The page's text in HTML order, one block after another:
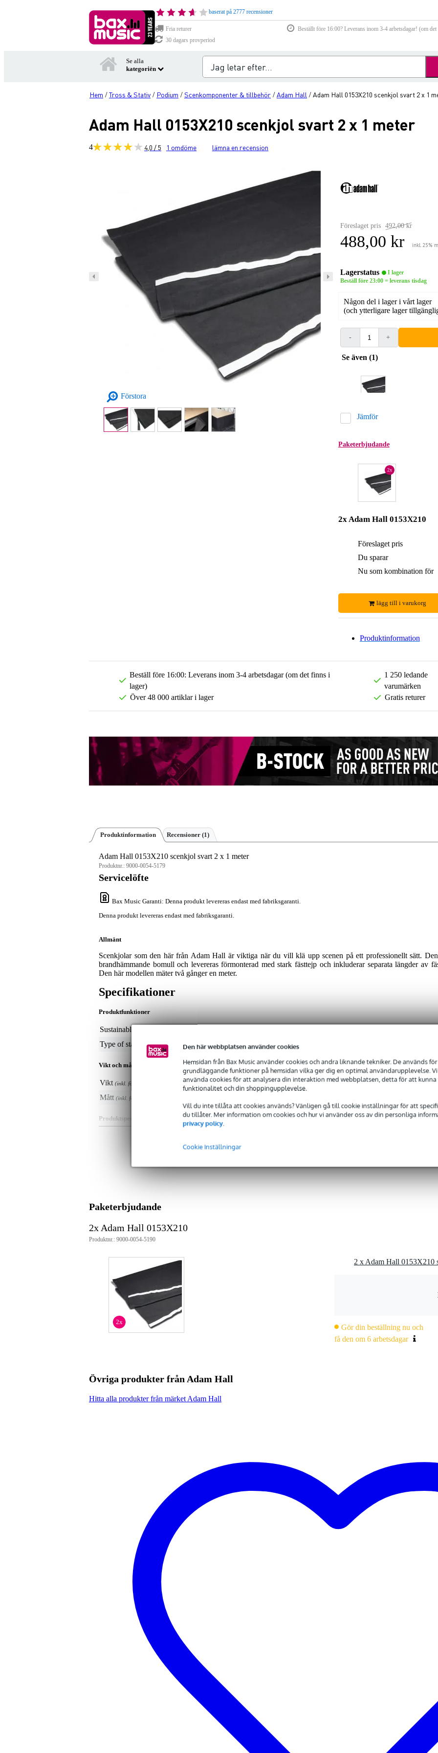
Den här webbplatsen använder cookies
Hemsidan från Bax Music använder cookies och andra liknande tekniker. De används
grundläggande funktioner på hemsidan vilka ger dig en optimal användarupplevelse.
använda cookies för att analysera din interaktion med webbplatsen, detta för att
funktionalitet och din shoppingupplevelse.
Vill du inte tillåta att cookies används? Vänligen gå till cookie inställningar för att
du tillåter. Mer information om cookies och hur vi använder oss av din personliga
privacy policy.
Cookie Inställningar
baserat på 2777 recensioner
Fria returer
Beställt före 16:00? Leverans inom 3-4 arbetsdagar! (om
30 dagars provperiod
Se alla
kategoriën
Hem /Tross & Stativ / Podium /Scenkomponenter & tillbehör /Adam Hall /Adam Hall 0153X210 scenkjol svart 2 x 1
Adam Hall 0153X210 scenkjol svart 2 x 1 meter
4 4,0 / 5 1 omdöme lämna en recension
Förstora
Föreslaget pris 492,00 kr
488,00 kr inkl. 25%
Lagerstatus
I lager
Beställ före 23:00 = leverans tisdag
Någon del i lager i vårt lager
(och ytterligare lager
- +
Se även (1)
Jämför
Paketerbjudande
2x
2x Adam Hall 0153X210
Föreslaget pris
Du sparar
Nu som kombination för
lägg till i varukorg
Produktinformation
Beställ före 16:00: Leverans inom 3-4 arbetsdagar (om det finns i
lager)
Över 48 000 artiklar i lager
1 250 ledande
varumärken
Gratis returer
Produktinformation Recensioner (1)
Adam Hall 0153X210 scenkjol svart 2 x 1 meter
Produktnr.: 9000-0054-5179
Servicelöfte
Bax Music Garanti: Denna produkt levereras endast med fabriksgaranti.
Denna produkt levereras endast med fabriksgaranti.
Allmänt
Scenkjolar som den här från Adam Hall är viktiga när du vill klä upp scenen på ett professionellt sätt.
brandhämmande bomull och levereras förmonterad med stark fästtejp och inkluderar separata längder av
Den här modellen mäter två gånger en meter.
Specifikationer
Produktfunktioner
Sustainable product
Type of stage accessory
curtain
Vikt och mått inkluderar förpackning
Vikt (inkl. förpackning)
800 gr
Mått (inkl. förpackning)
Produktspecifikationer
material: 100% bomull (flanell)
försedd med insydd kardborre
kardborreband medföljer för att fästa på scenen
vikt: 300 g/m³
vikt: 0,58 kg
brandhämmande B1
Paketerbjudande
2x Adam Hall 0153X210
Produktnr.: 9000-0054-5190
2x
2 x Adam Hall 0153X210
Gör din beställning nu och
få den om 6 arbetsdagar
Övriga produkter från Adam Hall
Hitta alla produkter från märket Adam Hall